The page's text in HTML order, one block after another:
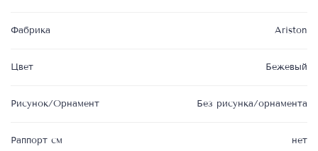
Фабрика Ariston
Цвет Бежевый
Рисунок/Орнамент Без рисунка/орнамента
Раппорт см нет